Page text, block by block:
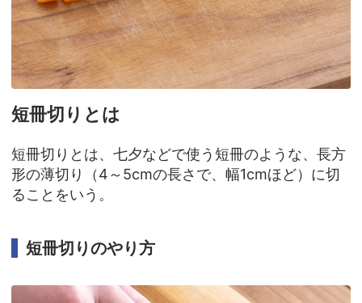
短冊切りとは
短冊切りとは、七夕などで使う短冊のような、長方
形の薄切り（4～5cmの長さで、幅1cmほど）に切
ることをいう。
短冊切りのやり方